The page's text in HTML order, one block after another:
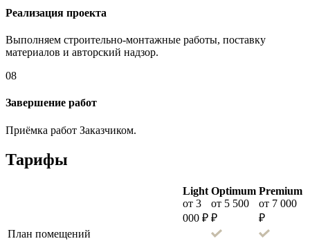
Реализация проекта
Выполняем строительно-монтажные работы, поставку
материалов и авторский надзор.
08
Завершение работ
Приёмка работ Заказчиком.
Тарифы
Light
от 3
000 ₽
Optimum
от 5 500
₽
Premium
от 7 000
₽
План помещений